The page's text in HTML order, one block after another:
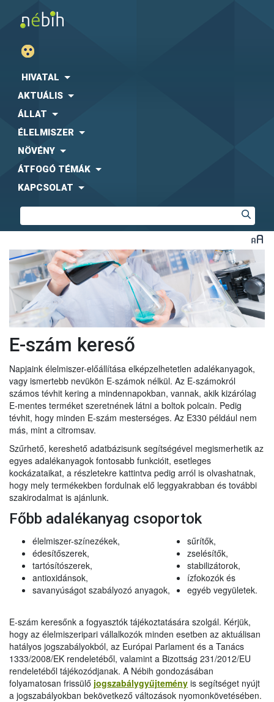
HIVATAL
AKTUÁLIS
ÁLLAT
ÉLELMISZER
NÖVÉNY
ÁTFOGÓ TÉMÁK
KAPCSOLAT
E-szám kereső
Napjaink élelmiszer-előállítása elképzelhetetlen adalékanyagok,
vagy ismertebb nevükön E-számok nélkül. Az E-számokról
számos tévhit kering a mindennapokban, vannak, akik kizárólag
E-mentes terméket szeretnének látni a boltok polcain. Pedig
tévhit, hogy minden E-szám mesterséges. Az E330 például nem
más, mint a citromsav.
Szűrhető, kereshető adatbázisunk segítségével megismerhetik az
egyes adalékanyagok fontosabb funkcióit, esetleges
kockázataikat, a részletekre kattintva pedig arról is olvashatnak,
hogy mely termékekben fordulnak elő leggyakrabban és további
szakirodalmat is ajánlunk.
Főbb adalékanyag csoportok
élelmiszer-színezékek,
édesítőszerek,
tartósítószerek,
antioxidánsok,
savanyúságot szabályozó anyagok,
sűrítők,
zselésítők,
stabilizátorok,
ízfokozók és
egyéb vegyületek.
E-szám keresőnk a fogyasztók tájékoztatására szolgál. Kérjük,
hogy az élelmiszeripari vállalkozók minden esetben az aktuálisan
hatályos jogszabályokból, az Európai Parlament és a Tanács
1333/2008/EK rendeletéből, valamint a Bizottság 231/2012/EU
rendeletéből tájékozódjanak. A Nébih gondozásában
folyamatosan frissülő jogszabálygyűjtemény is segítséget nyújt
a jogszabályokban bekövetkező változások nyomonkövetésében.